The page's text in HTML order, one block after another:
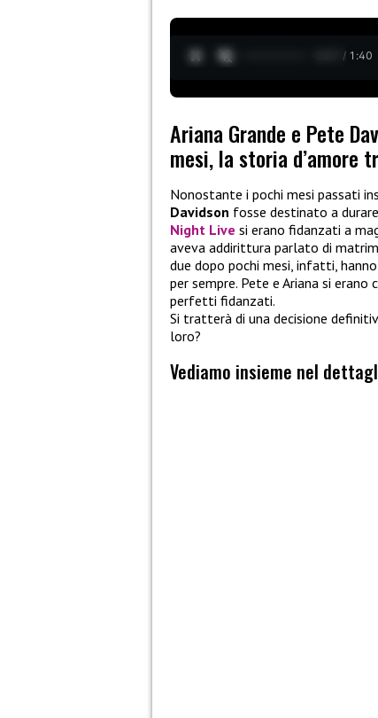
0:28 / 1:40
Ariana Grande e Pete
mesi, la storia d’amore
Nonostante i pochi mesi passati
Davidson fosse destinato a
Night Live si erano fidanzati a
aveva addirittura parlato di
due dopo pochi mesi, infatti,
per sempre. Pete e Ariana si
perfetti fidanzati.
Si tratterà di una decisione
loro?
Vediamo insieme nel